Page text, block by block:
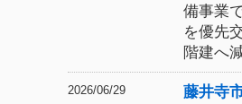
備事業
を優先
階建へ
2026/06/29
藤井寺